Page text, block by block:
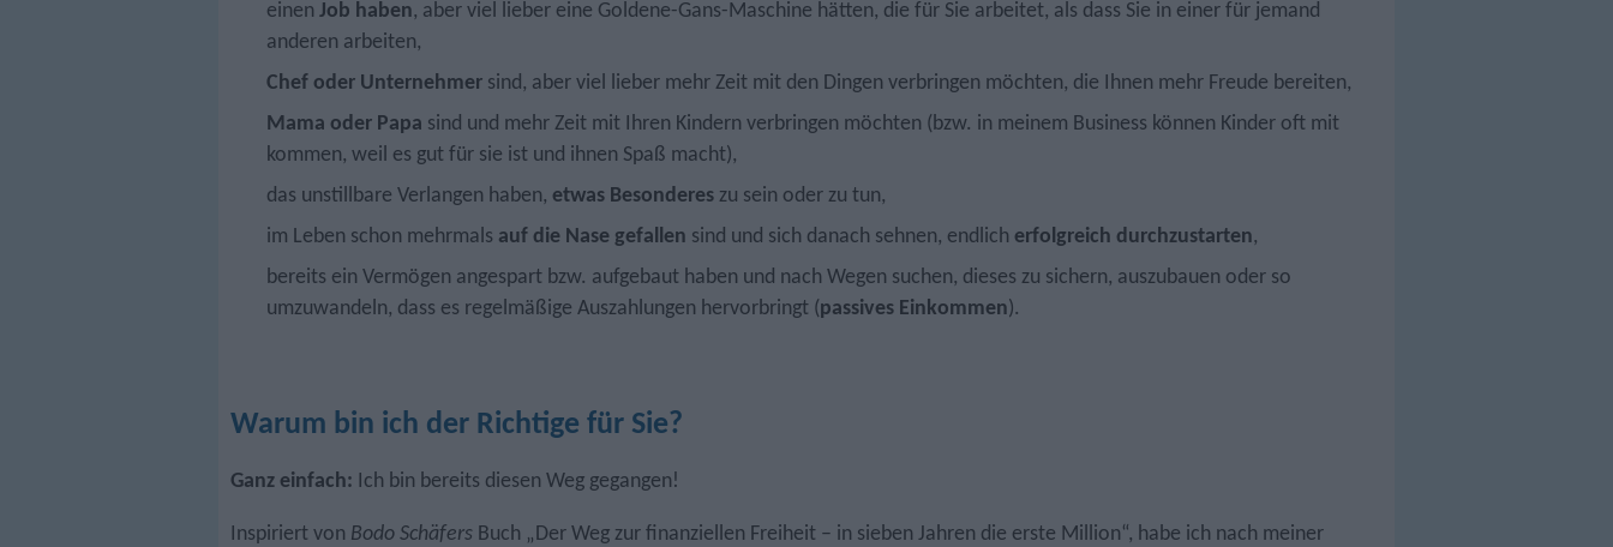
einen Job haben, aber viel lieber eine Goldene-Gans-Maschine hätten, die für Sie arbeitet, als dass Sie in einer für jemand
anderen arbeiten,
Chef oder Unternehmer sind, aber viel lieber mehr Zeit mit den Dingen verbringen möchten, die Ihnen mehr Freude bereiten,
Mama oder Papa sind und mehr Zeit mit Ihren Kindern verbringen möchten (bzw. in meinem Business können Kinder oft mit
kommen, weil es gut für sie ist und ihnen Spaß macht),
das unstillbare Verlangen haben, etwas Besonderes zu sein oder zu tun,
im Leben schon mehrmals auf die Nase gefallen sind und sich danach sehnen, endlich erfolgreich durchzustarten,
bereits ein Vermögen angespart bzw. aufgebaut haben und nach Wegen suchen, dieses zu sichern, auszubauen oder so
umzuwandeln, dass es regelmäßige Auszahlungen hervorbringt (passives Einkommen).
Warum bin ich der Richtige für Sie?
Ganz einfach: Ich bin bereits diesen Weg gegangen!
Inspiriert von Bodo Schäfers Buch „Der Weg zur finanziellen Freiheit – in sieben Jahren die erste Million“, habe ich nach meiner